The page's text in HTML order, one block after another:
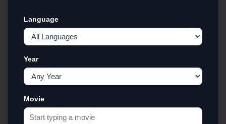
Language
Year
Movie